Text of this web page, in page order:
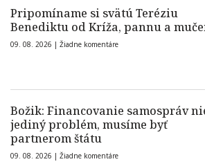
Pripomíname si svätú Teréziu
Benediktu od Kríža, pannu a
09. 08. 2026 | Žiadne komentáre
Božik: Financovanie samospráv
jediný problém, musíme byť
partnerom štátu
09. 08. 2026 | Žiadne komentáre